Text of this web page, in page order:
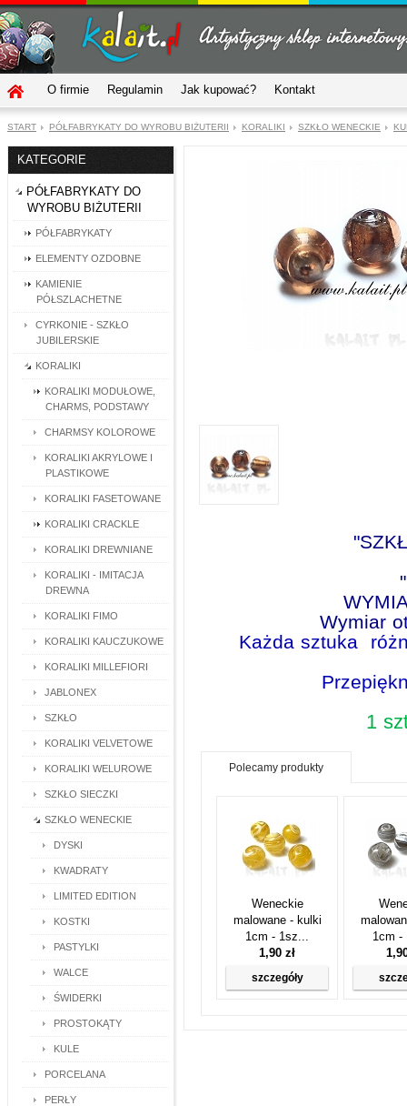
O firmie Regulamin Jak kupować? Kontakt
START PÓŁFABRYKATY DO WYROBU BIŻUTERII KORALIKI SZKŁO WENECKIE
KATEGORIE
PÓŁFABRYKATY DO
WYROBU BIŻUTERII
PÓŁFABRYKATY
ELEMENTY OZDOBNE
KAMIENIE
PÓŁSZLACHETNE
CYRKONIE - SZKŁO
JUBILERSKIE
KORALIKI
KORALIKI MODUŁOWE,
CHARMS, PODSTAWY
CHARMSY KOLOROWE
KORALIKI AKRYLOWE I
PLASTIKOWE
KORALIKI FASETOWANE
KORALIKI CRACKLE
KORALIKI DREWNIANE
KORALIKI - IMITACJA
DREWNA
KORALIKI FIMO
KORALIKI KAUCZUKOWE
KORALIKI MILLEFIORI
JABLONEX
SZKŁO
KORALIKI VELVETOWE
KORALIKI WELUROWE
SZKŁO SIECZKI
SZKŁO WENECKIE
DYSKI
KWADRATY
LIMITED EDITION
KOSTKI
PASTYLKI
WALCE
ŚWIDERKI
PROSTOKĄTY
KULE
PORCELANA
PERŁY
Wymiar
Każda sztuka
1
Polecamy produkty
Weneckie
malowane - kulki
1cm - 1sz...
1,90 zł
szczegóły
1cm -